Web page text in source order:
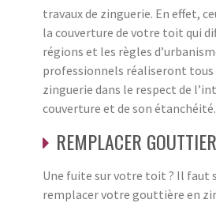
travaux de zinguerie. En effet,
la couverture de votre toit qui
régions et les règles
professionnels réaliseront tous
zinguerie dans le respect de
couverture et de son étanchéité.
REMPLACER
Une fuite sur votre toit ? Il faut
remplacer votre gouttière en